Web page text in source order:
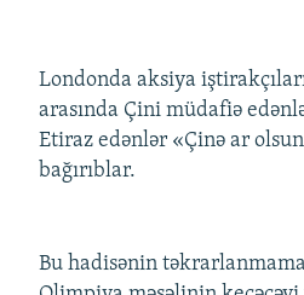
Londonda aksiya
arasında Çini müdafiə
Etiraz edənlər «Çinə ar
bağırıblar.
Bu hadisənin